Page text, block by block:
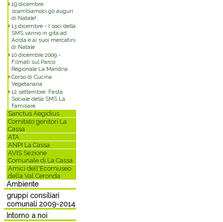
19 dicembre:
scambiamoci gli auguri
di Natale!
13 dicembre - I soci della
SMS vanno in gita ad
Aosta e ai suoi mercatini
di Natale
10 dicembre 2009 -
Filmati sul Parco
Regionale La Mandria
Corso di Cucina
Vegetariana
12 settembre: Festa
Sociale della SMS La
Familiare
Sanctus Aegidius
Comitato genitori La
Cassa
ATA
ANPI La Cassa
AVIS Sezione
Comunale di La Cassa
Amici dell'Ecomuseo
della Val Ceronda
Ambiente
gruppi consiliari
comunali 2009-2014
Intorno a noi